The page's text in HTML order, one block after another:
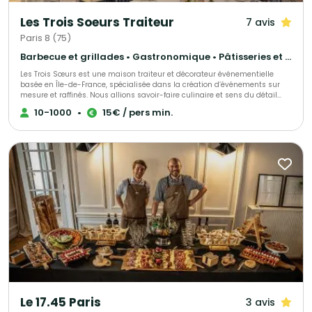
Les Trois Soeurs Traiteur 7 avis
Paris 8 (75)
Barbecue et grillades • Gastronomique • Pâtisseries et desserts
Les Trois Sœurs est une maison traiteur et décorateur événementielle
basée en Île-de-France, spécialisée dans la création d’événements sur
mesure et raffinés. Nous allions savoir-faire culinaire et sens du détail
décoratif pour sublimer mariages, fiançailles et autres célébrations
privées, tout comme séminaires, inauguration et autre type d'événements
décoration florale et scénographique à la gastronomie haut de gamme,
notre équipe met son expertise et sa passion au service de vos plus
beaux moments.
10-1000 • 15€ / pers min.
Le 17.45 Paris 3 avis